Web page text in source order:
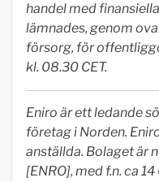
handelmed
lämnades, genom
försorg, för
kl. 08.30 CET.
Eniro är ett ledande
företag i Norden.
anställda. Bolaget är
[ENRO], med f.n. ca